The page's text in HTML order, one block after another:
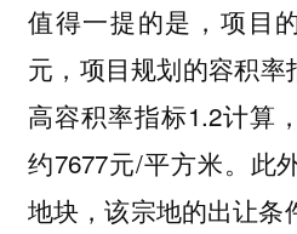
值得一提的是，项目
元，项目规划的容积率
高容积率指标1.2计算
约7677元/平方米。此
地块，该宗地的出让条